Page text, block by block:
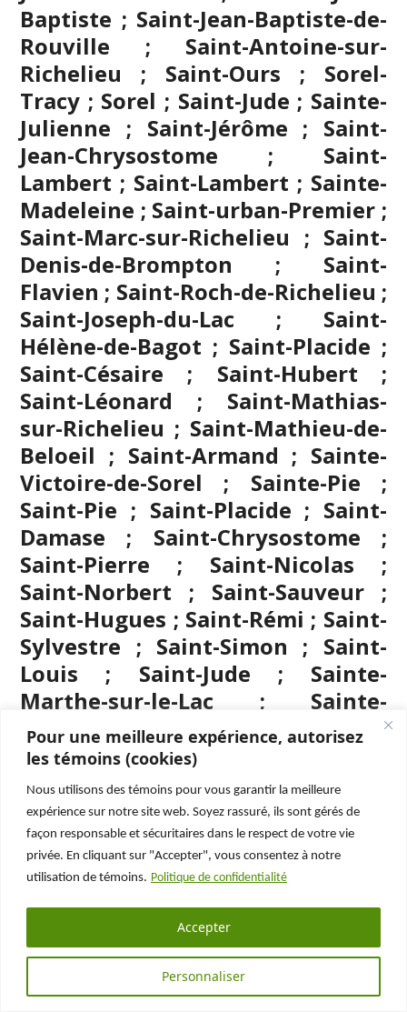
Pour une meilleure expérience, autorisez
les témoins (cookies)
Nous utilisons des témoins pour vous garantir la meilleure
expérience sur notre site web. Soyez rassuré, ils sont gérés de
façon responsable et sécuritaires dans le respect de votre vie
privée. En cliquant sur "Accepter", vous consentez à notre
utilisation de témoins. Politique de confidentialité
Personnaliser
Accepter
Baptiste ; Saint-Jean-Baptiste-de-
Rouville ; Saint-Antoine-sur-
Richelieu ; Saint-Ours ; Sorel-
Tracy ; Sorel ; Saint-Jude ; Sainte-
Julienne ; Saint-Jérôme ; Saint-
Jean-Chrysostome ; Saint-
Lambert ; Saint-Lambert ; Sainte-
Madeleine ; Saint-urban-Premier ;
Saint-Marc-sur-Richelieu ; Saint-
Denis-de-Brompton ; Saint-
Flavien ; Saint-Roch-de-Richelieu ;
Saint-Joseph-du-Lac ; Saint-
Hélène-de-Bagot ; Saint-Placide ;
Saint-Césaire ; Saint-Hubert ;
Saint-Léonard ; Saint-Mathias-
sur-Richelieu ; Saint-Mathieu-de-
Beloeil ; Saint-Armand ; Sainte-
Victoire-de-Sorel ; Sainte-Pie ;
Saint-Pie ; Saint-Placide ; Saint-
Damase ; Saint-Chrysostome ;
Saint-Pierre ; Saint-Nicolas ;
Saint-Norbert ; Saint-Sauveur ;
Saint-Hugues ; Saint-Rémi ; Saint-
Sylvestre ; Saint-Simon ; Saint-
Louis ; Saint-Jude ; Sainte-
Marthe-sur-le-Lac ; Sainte-
Catherine ; Saint-Félix-de-
Kingsey ; Sainte-Martine ; Sainte-
Adèle ; Sainte-Anne-de-Bellevue ;
Sainte-Catherine-de-Hatley ;
Sainte-Anne-de-Sabrevois ;
Sainte-Anne-des-Lacs ; Sainte-
Julie ; Saint-Lazare ; Sainte-Foy ;
Saint-Dominique ; Sainte-
Marguerite-du-Lac-Masson ;
Sainte-Perpétue ; Sainte-Sophie ;
Sainte-Anne-des-Plaines ; Saint-